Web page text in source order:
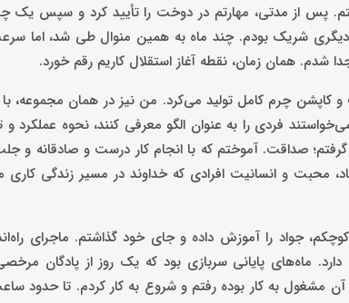
از مدتی، مهارتم در دوخت را تأیید کرد و سپس یک چرخ
شریک بودم. چند ماه به همین منوال طی شد، اما
شدم. همان زمان، نقطه آغاز استقلال کاریم رقم خورد.
کاپشن چرم کامل تولید می‌کرد. من نیز در همان
فردی را به عنوان الگو معرفی کنند، نحوه
صداقت. آموختم که با انجام کار درست و صادقانه و‌
محبت و انسانیت افرادی که خداوند در مسیر زندگی کاری
جواد را آموزش داده و جای خود گذاشتم. ماجرای
ماه‌های پایانی سربازی بود که یک روز از پادگان
آن مشغول به کار بوده رفتم و شروع به کار کردم. تا